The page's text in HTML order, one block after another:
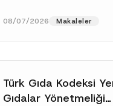
Resmî Gazete’de
08/07/2026 Makaleler
Türk Gıda Kodeksi
Gıdalar Yönetmeliği